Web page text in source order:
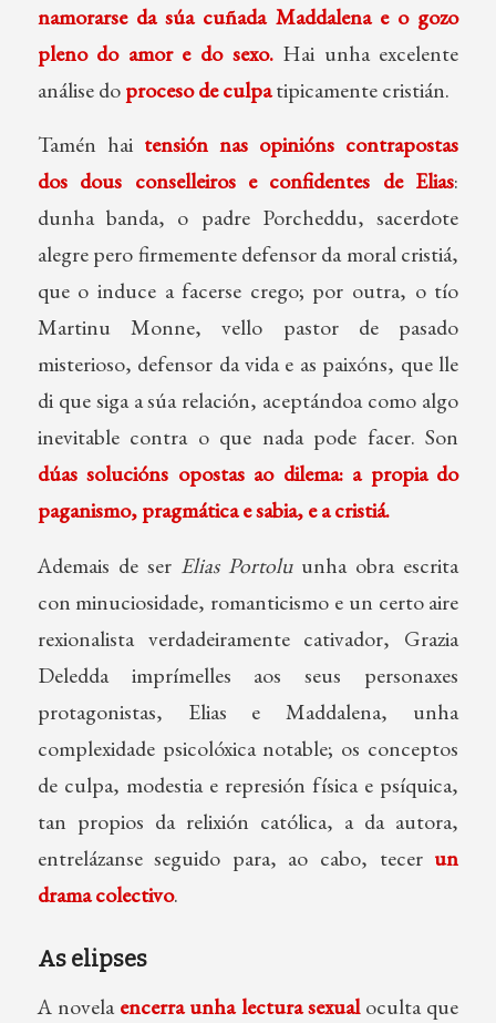
namorarse da súa cuñada Maddalena e o gozo
pleno do amor e do sexo.Hai unha excelente
análise doproceso de culpatipicamente cristián.
Tamén hai tensión nas opinións contrapostas
dos dous conselleiros e confidentes de Elias:
dunha banda, o padre Porcheddu, sacerdote
alegre pero firmemente defensor da moral cristiá,
que o induce a facerse crego; por outra, o tío
Martinu Monne, vello pastor de pasado
misterioso, defensor da vida e as paixóns, que lle
di que siga a súa relación, aceptándoa como algo
inevitable contra o que nada pode facer. Son
dúas solucións opostas ao dilema: a propia do
paganismo, pragmática e sabia, e a cristiá.
Ademais de ser Elias Portoluunha obra escrita
con minuciosidade, romanticismo e un certo aire
rexionalista verdadeiramente cativador, Grazia
Deledda imprímelles aos seus personaxes
protagonistas, Elias e Maddalena, unha
complexidade psicolóxica notable; os conceptos
de culpa, modestia e represión física e psíquica,
tan propios da relixión católica, a da autora,
entrelázanse seguido para, ao cabo, tecer un
drama colectivo.
As elipses
A novela encerra unha lectura sexualoculta que